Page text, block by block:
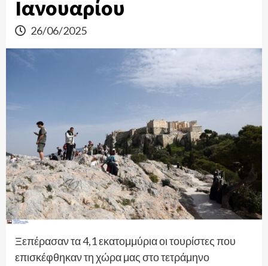
Ιανουαρίου
26/06/2025
Ξεπέρασαν τα 4,1 εκατομμύρια οι τουρίστες που
επισκέφθηκαν τη χώρα μας στο τετράμηνο